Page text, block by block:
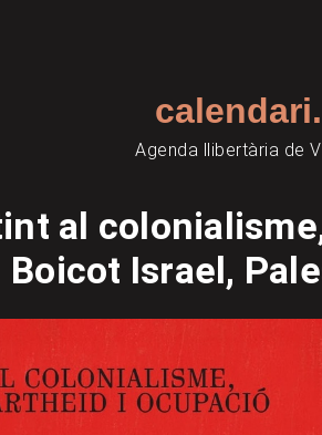
Agenda llibertària de
al
Boicot Israel,